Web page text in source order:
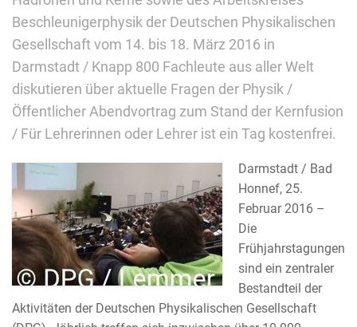
Beschleunigerphysik der Deutschen Physikalischen
Gesellschaft vom 14. bis 18. März 2016 in
Darmstadt / Knapp 800 Fachleute aus aller Welt
diskutieren über aktuelle Fragen der Physik /
Öffentlicher Abendvortrag zum Stand der Kernfusion
/ Für Lehrerinnen oder Lehrer ist ein Tag kostenfrei.
Darmstadt / Bad
Honnef, 25.
Februar 2016 –
Die
Frühjahrstagungen
sind ein zentraler
Bestandteil der
Aktivitäten der Deutschen Physikalischen Gesellschaft